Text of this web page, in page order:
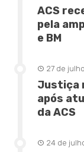
ACS
pela
e BM
27 de
Justiça
após
da ACS
24 de